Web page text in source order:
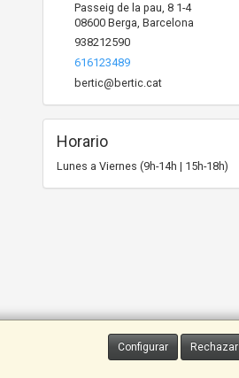
Configurar Rechazar
Passeig de la pau, 8 1-4
08600 Berga, Barcelona
938212590
616123489
bertic@bertic.cat
Horario
Lunes a Viernes (9h-14h | 15h-18h)